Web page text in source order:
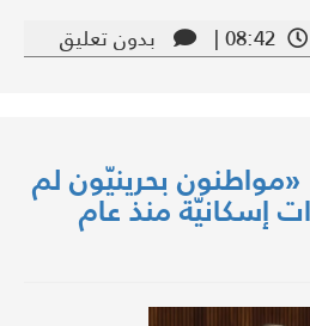
08:42 | بدون تعليق
بحرينيّون لم
إسكانيّة منذ عام